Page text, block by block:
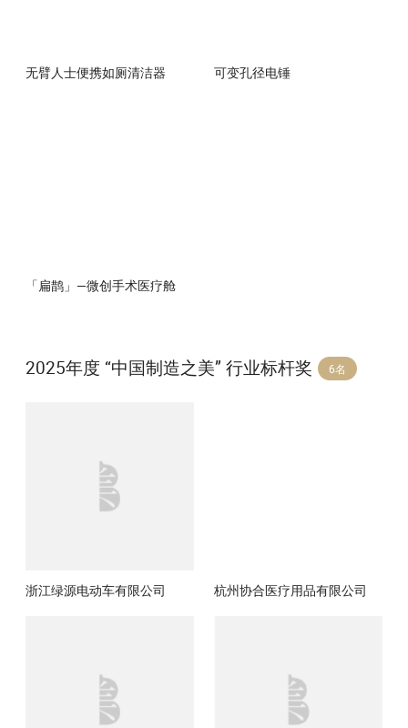
无臂人士便携如厕清洁器 可变孔径电锤
「扁鹊」—微创手术医疗舱
2025年度 “中国制造之美” 行业标杆奖 6名
浙江绿源电动车有限公司 杭州协合医疗用品有限公司